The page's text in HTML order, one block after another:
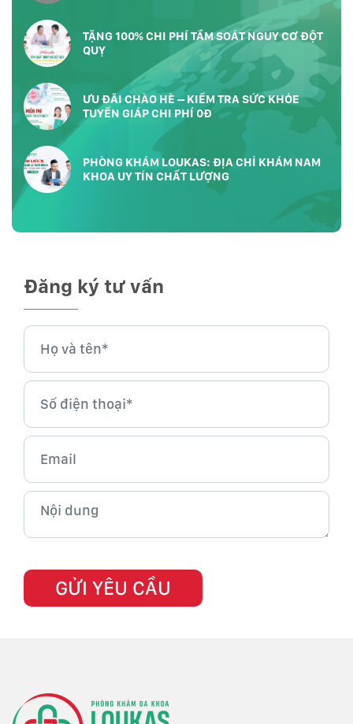
TẶNG 100% CHI PHÍ TẦM SOÁT NGUY CƠ ĐỘT
QUỴ
ƯU ĐÃI CHÀO HÈ – KIỂM TRA SỨC KHỎE
TUYẾN GIÁP CHI PHÍ 0Đ
PHÒNG KHÁM LOUKAS: ĐỊA CHỈ KHÁM NAM
KHOA UY TÍN CHẤT LƯỢNG
Đăng ký tư vấn